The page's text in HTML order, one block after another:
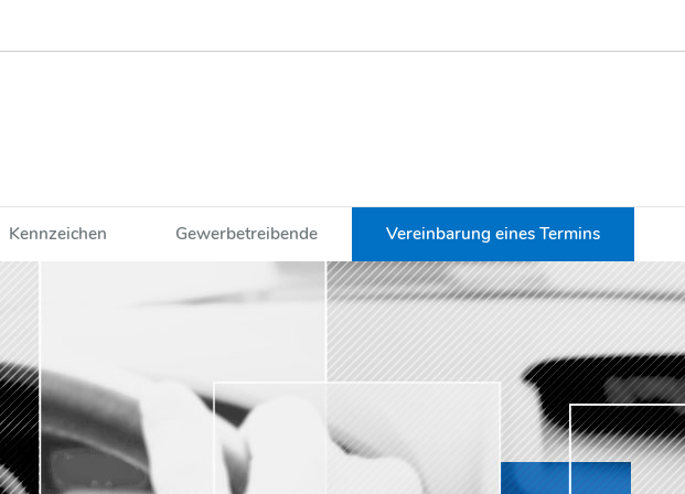
Kennzeichen Gewerbetreibende Vereinbarung eines Termins